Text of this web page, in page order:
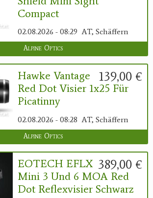
Compact
02.08.2026 - 08:29 AT, Schäffern
Alpine Optics
139,00 €
Hawke Vantage
Red Dot Visier 1x25 Für
Picatinny
02.08.2026 - 08:28 AT, Schäffern
Alpine Optics
389,00 €
EOTECH EFLX
Mini 3 Und 6 MOA Red
Dot Reflexvisier Schwarz